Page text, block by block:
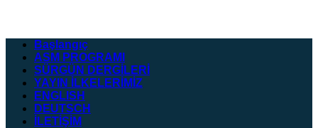
Başlangıç
ASM PROGRAMI
SÜRGÜN DERGİLERİ
YAYIN İLKELERİMİZ
ENGLISH
DEUTSCH
İLETİŞİM